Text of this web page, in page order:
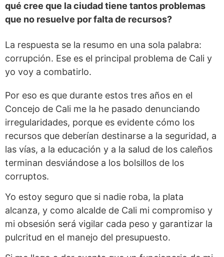
qué cree que la ciudad tiene tantos problemas
que no resuelve por falta de recursos?
La respuesta se la resumo en una sola palabra:
corrupción. Ese es el principal problema de Cali y
yo voy a combatirlo.
Por eso es que durante estos tres años en el
Concejo de Cali me la he pasado denunciando
irregularidades, porque es evidente cómo los
recursos que deberían destinarse a la seguridad, a
las vías, a la educación y a la salud de los caleños
terminan desviándose a los bolsillos de los
corruptos.
Yo estoy seguro que si nadie roba, la plata
alcanza, y como alcalde de Cali mi compromiso y
mi obsesión será vigilar cada peso y garantizar la
pulcritud en el manejo del presupuesto.